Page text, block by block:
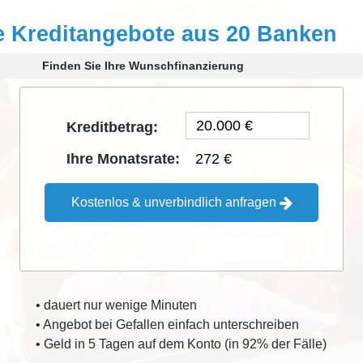
Kreditangebote aus 20 Banken
Finden Sie Ihre Wunschfinanzierung
Kreditbetrag:
Ihre Monatsrate:
272 €
Kostenlos & unverbindlich anfragen
• dauert nur wenige Minuten
• Angebot bei Gefallen einfach unterschreiben
• Geld in 5 Tagen auf dem Konto (in 92% der Fälle)